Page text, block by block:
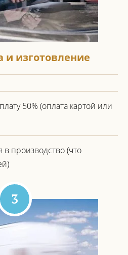
и изготовление
50% (оплата картой или
в производство(что
3